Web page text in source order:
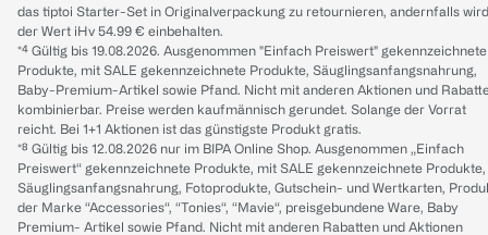
das tiptoi Starter-Set in Originalverpackung zu retournieren, andernfalls wird
der Wert iHv 54.99 € einbehalten.
*⁴ Gültig bis 19.08.2026. Ausgenommen "Einfach Preiswert" gekennzeichnete
Produkte, mit SALE gekennzeichnete Produkte, Säuglingsanfangsnahrung,
Baby-Premium-Artikel sowie Pfand. Nicht mit anderen Aktionen und
kombinierbar. Preise werden kaufmännisch gerundet. Solange der Vorrat
reicht. Bei 1+1 Aktionen ist das günstigste Produkt gratis.
*⁸ Gültig bis 12.08.2026 nur im BIPA Online Shop. Ausgenommen „Einfach
Preiswert“ gekennzeichnete Produkte, mit SALE gekennzeichnete Produkte,
Säuglingsanfangsnahrung, Fotoprodukte, Gutschein- und Wertkarten,
der Marke “Accessories“, “Tonies“, “Mavie“, preisgebundene Ware, Baby
Premium- Artikel sowie Pfand. Nicht mit anderen Rabatten und Aktionen